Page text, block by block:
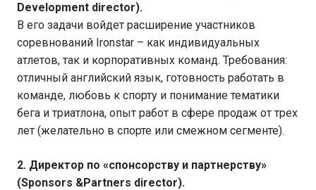
Development director).
В его задачи войдет расширение участников
соревнований Ironstar – как индивидуальных
атлетов, так и корпоративных команд. Требования:
отличный английский язык, готовность работать в
команде, любовь к спорту и понимание тематики
бега и триатлона, опыт работ в сфере продаж от трех
лет (желательно в спорте или смежном сегменте).
2. Директор по «спонсорству и партнерству»
(Sponsors &Partners director).